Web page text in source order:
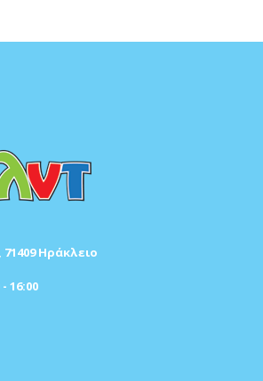
Ηράκλειο
16:00